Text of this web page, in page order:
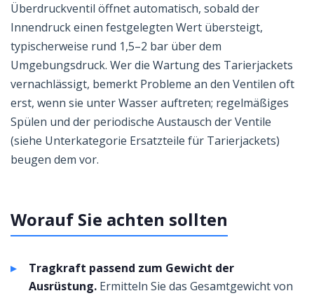
Überdruckventil öffnet automatisch, sobald der
Innendruck einen festgelegten Wert übersteigt,
typischerweise rund 1,5–2 bar über dem
Umgebungsdruck. Wer die Wartung des Tarierjackets
vernachlässigt, bemerkt Probleme an den Ventilen oft
erst, wenn sie unter Wasser auftreten; regelmäßiges
Spülen und der periodische Austausch der Ventile
(siehe Unterkategorie Ersatzteile für Tarierjackets)
beugen dem vor.
Worauf Sie achten sollten
Tragkraft passend zum Gewicht der
Ausrüstung.Ermitteln Sie das Gesamtgewicht von